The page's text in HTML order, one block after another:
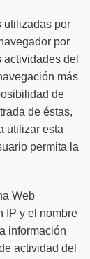
utilizadas por
por
del
más
de
de éstas,
utilizar esta
permita la
Web
IP y el nombre
información
actividad del